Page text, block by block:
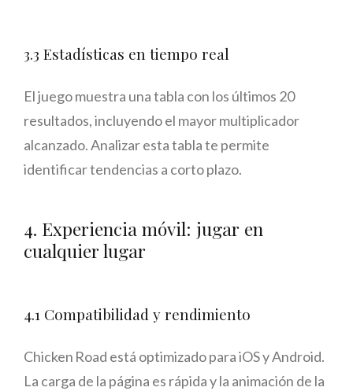
3.3 Estadísticas en tiempo real
El juego muestra una tabla con los últimos 20
resultados, incluyendo el mayor multiplicador
alcanzado. Analizar esta tabla te permite
identificar tendencias a corto plazo.
4. Experiencia móvil: jugar en
cualquier lugar
4.1 Compatibilidad y rendimiento
Chicken Road está optimizado para iOS y Android.
La carga de la página es rápida y la animación de la